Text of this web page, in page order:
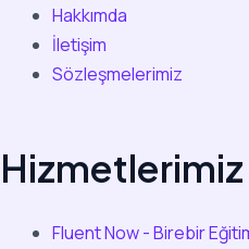
Hakkımda
İletişim
Sözleşmelerimiz
Hizmetlerimiz
Fluent Now - Birebir